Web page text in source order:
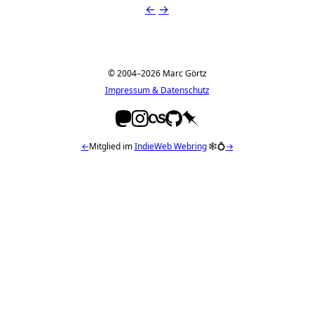
← →
© 2004–2026 Marc Görtz
Impressum & Datenschutz
←Mitglied imIndieWeb Webring🕸💍→